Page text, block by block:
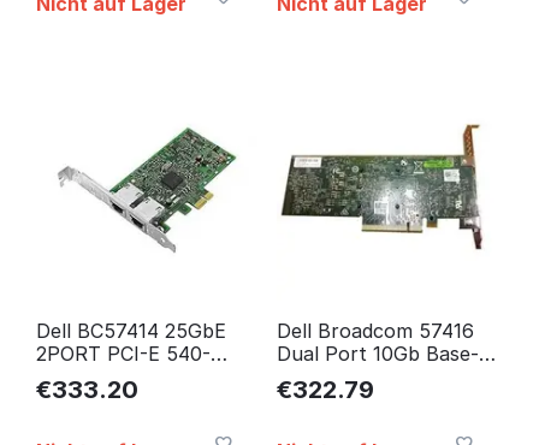
Dell BC57414 25GbE
2PORT PCI-E 540-
BDHY
€333.20
Dell Broadcom 57416
Dual Port 10Gb Base-T
PCIe Adapter 540-
BBUO
€322.79